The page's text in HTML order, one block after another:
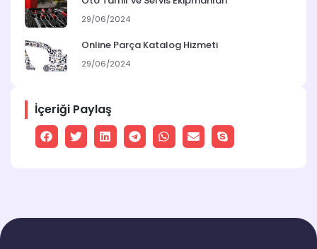
29/06/2024
Online Parça Katalog Hizmeti
29/06/2024
İçeriği Paylaş